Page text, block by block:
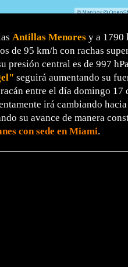
Antillas Menores y a 1790
de 95 km/h con rachas
presión central es de 997
seguirá aumentando su
entre el día domingo 17
irá cambiando
su avance de manera
con sede en Miami.